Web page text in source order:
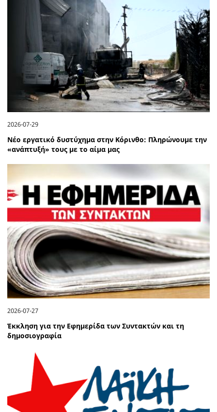
2026-07-29
Νέο εργατικό δυστύχημα στην Κόρινθο: Πληρώνουμε την
«ανάπτυξή» τους με το αίμα μας
2026-07-27
Έκκληση για την Εφημερίδα των Συντακτών και τη
δημοσιογραφία